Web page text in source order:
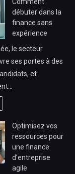
Comment
débuter dans la
finance sans
expérience
le secteur
ses portes à des
et
Optimisez vos
ressources pour
une finance
d’entreprise
agile